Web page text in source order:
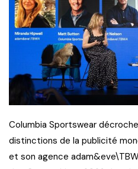
Columbia Sportswear
distinctions de la publicité
et son agence